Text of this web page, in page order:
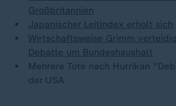
Großbritannien
Japanischer Leitindex erholt sich
Wirtschaftsweise Grimm
Debatte um Bundeshaushalt
Mehrere Tote nach Hurrikan
der USA